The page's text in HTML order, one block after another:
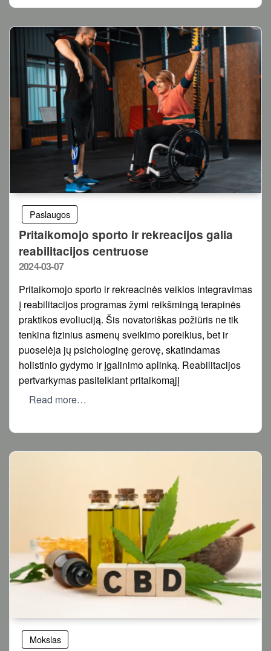
Paslaugos
Pritaikomojo sporto ir rekreacijos galia
reabilitacijos centruose
Posted
2024-03-07
Pritaikomojo sporto ir rekreacinės veiklos integravimas
į reabilitacijos programas žymi reikšmingą terapinės
praktikos evoliuciją. Šis novatoriškas požiūris ne tik
tenkina fizinius asmenų sveikimo poreikius, bet ir
puoselėja jų psichologinę gerovę, skatindamas
holistinio gydymo ir įgalinimo aplinką. Reabilitacijos
pertvarkymas pasitelkiant pritaikomąjį
Read more…
Mokslas